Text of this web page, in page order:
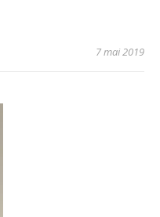
7 mai 2019